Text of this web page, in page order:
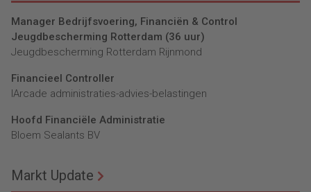
Manager Bedrijfsvoering, Financiën & Control
Jeugdbescherming Rotterdam (36 uur)
Jeugdbescherming Rotterdam Rijnmond
Financieel Controller
lArcade administraties-advies-belastingen
Hoofd Financiële Administratie
Bloem Sealants BV
Markt Update